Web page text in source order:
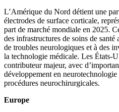
L’Amérique du Nord détient une
électrodes de surface corticale,
part de marché mondiale en 2025.
des infrastructures de soins de
de troubles neurologiques et à des
la technologie médicale. Les États-
contributeur majeur, avec
développement en
procédures neurochirurgicales.
Europe